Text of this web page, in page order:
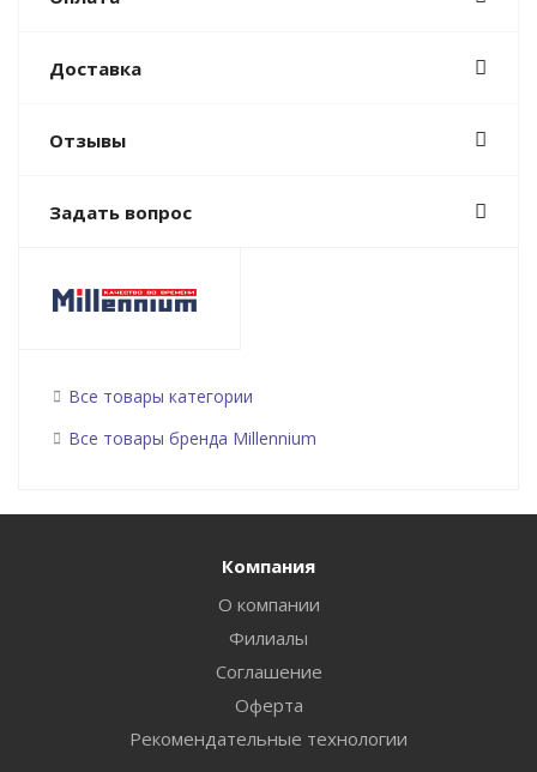
Доставка
Отзывы
Задать вопрос
Все товары категории
Все товары бренда Millennium
Компания
О компании
Филиалы
Соглашение
Оферта
Рекомендательные технологии